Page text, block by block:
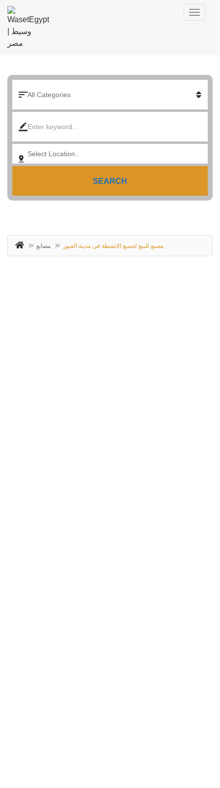
SEARCH
مصانع مصنع للبيع لجميع الانشطة فى مدينة العبور